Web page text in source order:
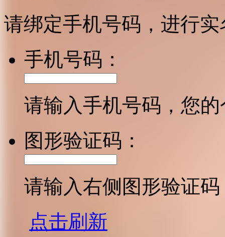
请绑定手机号码，进行
手机号码：
请输入手机号码，您
图形验证码：
请输入右侧图形验证码
点击刷新